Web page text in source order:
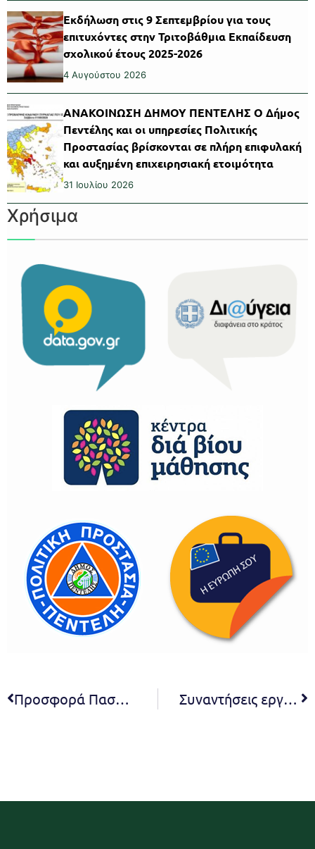
Εκδήλωση στις 9 Σεπτεμβρίου για τους
επιτυχόντες στην Τριτοβάθμια Εκπαίδευση
σχολικού έτους 2025-2026
4 Αυγούστου 2026
ΑΝΑΚΟΙΝΩΣΗ ΔΗΜΟΥ ΠΕΝΤΕΛΗΣ Ο Δήμος
Πεντέλης και οι υπηρεσίες Πολιτικής
Προστασίας βρίσκονται σε πλήρη επιφυλακή
και αυξημένη επιχειρησιακή ετοιμότητα
31 Ιουλίου 2026
Χρήσιμα
Προσφορά Πασχαλινών Πακέτων Αγάπης από τον Δήμο Πεντέλης Συναντήσεις εργασίας για την εκπόνηση του Επιχειρησιακού Προγράμματος του Δήμου Πεντέλης